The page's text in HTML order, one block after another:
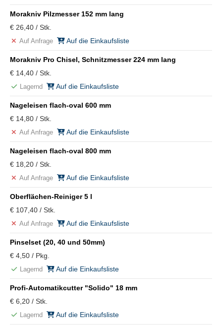
Morakniv Pilzmesser 152 mm lang
€ 26,40 / Stk.
Auf Anfrage Auf die Einkaufsliste
Morakniv Pro Chisel, Schnitzmesser 224 mm lang
€ 14,40 / Stk.
Lagernd Auf die Einkaufsliste
Nageleisen flach-oval 600 mm
€ 14,80 / Stk.
Auf Anfrage Auf die Einkaufsliste
Nageleisen flach-oval 800 mm
€ 18,20 / Stk.
Auf Anfrage Auf die Einkaufsliste
Oberflächen-Reiniger 5 l
€ 107,40 / Stk.
Auf Anfrage Auf die Einkaufsliste
Pinselset (20, 40 und 50mm)
€ 4,50 / Pkg.
Lagernd Auf die Einkaufsliste
Profi-Automatikcutter "Solido" 18 mm
€ 6,20 / Stk.
Lagernd Auf die Einkaufsliste